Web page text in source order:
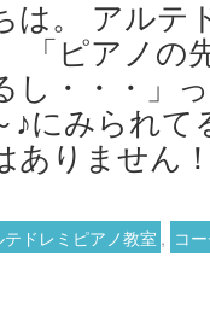
は。 アルテ
「ピアノの
し・・・」
♪にみられ
ありません
テドレミピアノ教室 , コ